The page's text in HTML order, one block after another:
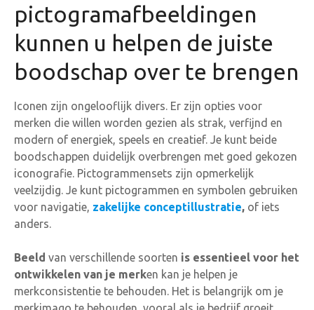
pictogramafbeeldingen
kunnen u helpen de juiste
boodschap over te brengen
Iconen zijn ongelooflijk divers. Er zijn opties voor
merken die willen worden gezien als strak, verfijnd en
modern of energiek, speels en creatief. Je kunt beide
boodschappen duidelijk overbrengen met goed gekozen
iconografie. Pictogrammensets zijn opmerkelijk
veelzijdig. Je kunt pictogrammen en symbolen gebruiken
voor navigatie, zakelijke conceptillustratie, of iets
anders.
Beeld van verschillende soorten is essentieel voor het
ontwikkelen van je merken kan je helpen je
merkconsistentie te behouden. Het is belangrijk om je